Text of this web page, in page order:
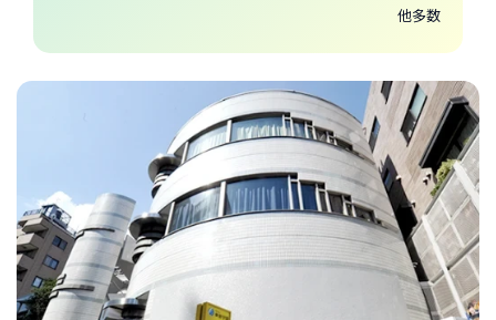
他多数